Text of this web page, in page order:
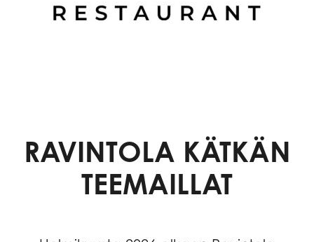
RAVINTOLA KÄTKÄN
TEEMAILLAT